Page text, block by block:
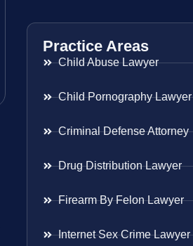
Practice Areas
Child Abuse Lawyer
Child Pornography Lawyer
Criminal Defense Attorney
Drug Distribution Lawyer
Firearm By Felon Lawyer
Internet Sex Crime Lawyer